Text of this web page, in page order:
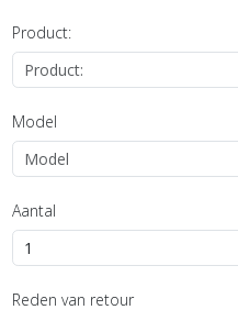
Product:
Model
Aantal
Reden van retour